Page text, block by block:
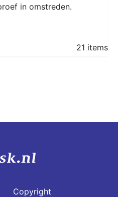
in omstreden.
21 items
Copyright